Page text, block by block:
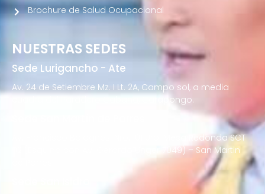
NUESTRAS SEDES
Sede Lurigancho - Ate
Av. 24 de Setiembre Mz. I Lt. 2A, Campo sol, a media
cuadra del Paradero Cabana, Carapongo.
Av. Francisco Bolognesi Nro. 101 Urb. Mesa Redonda SCT
02 (Esquina con Av. Gerardo Unger 7049) – San Martin
Brochure de Salud Ocupacional